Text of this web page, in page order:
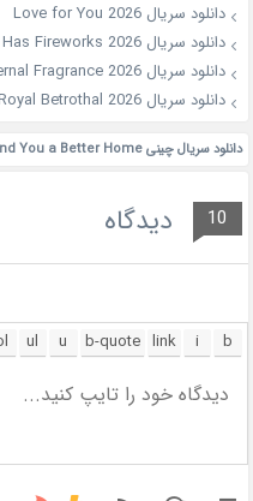
دانلود سریال Love for You 2026
دانلود سریال Love Has Fireworks 2026
دانلود سریال The Eternal Fragrance 2026
دانلود سریال Royal Betrothal 2026
دانلود سریال چینی I Will Find You a Better Home
10 دیدگاه